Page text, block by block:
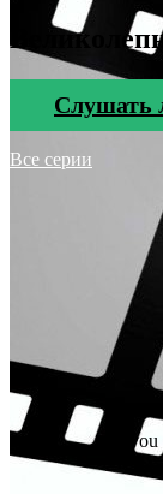
Cлушать
Все серии